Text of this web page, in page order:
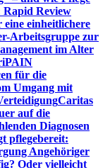
Rapid Review
einheitlichere
Arbeitsgruppe zur
im Alter
für die
Umgang mit
Caritas
auf die
Diagnosen
pflegebereit:
Angehöriger
Oder vielleicht